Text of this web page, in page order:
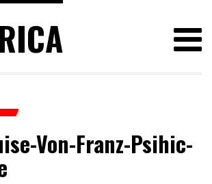
Von-Franz-Psihic-